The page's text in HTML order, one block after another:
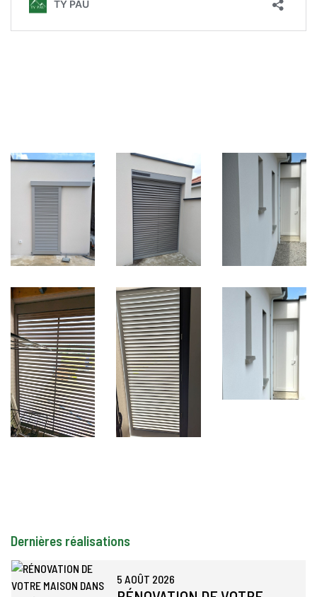
Dernières réalisations
5 AOÛT 2026